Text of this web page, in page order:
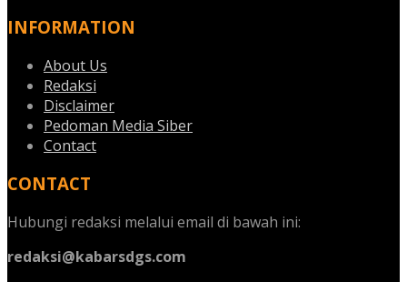
INFORMATION
About Us
Redaksi
Disclaimer
Pedoman Media Siber
Contact
CONTACT
Hubungi redaksi melalui email di bawah ini:
redaksi@kabarsdgs.com